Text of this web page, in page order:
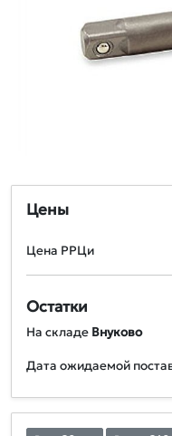
Цены
Цена РРЦи
Остатки
На складе Внуково
Дата ожидаемой